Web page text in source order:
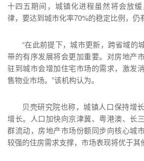
十四五期间，城镇化进程虽然将会放
律，要达到城市化率70%的稳定比例，仍
“在此前提下，城市更新，跨省域的
带的有序发展将会更加重要。对房地产
驻到城市会增加住宅市场的需求，激发
售物业市场。”该机构认为。
贝壳研究院也称，城镇人口保持增
增长。人口加快向京津冀、粤港澳、长
群流动，房地产市场份额同步向核心城
较强的住房需求支撑，市场表现将优于其